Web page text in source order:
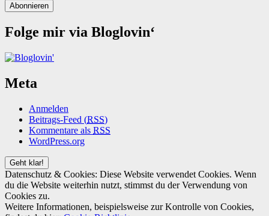
Abonnieren
Folge mir via Bloglovin‘
Meta
Anmelden
Beitrags-Feed (RSS)
Kommentare als RSS
WordPress.org
Datenschutz & Cookies: Diese Website verwendet Cookies. Wenn
du die Website weiterhin nutzt, stimmst du der Verwendung von
Cookies zu.
Weitere Informationen, beispielsweise zur Kontrolle von Cookies,